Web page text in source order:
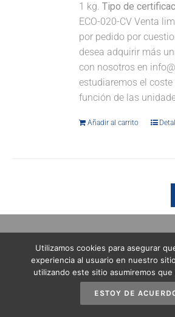
1 kg.Tipo de
ECO-020-CV Venta
por pedido por
desea adquirir más
con nosotros en
estudiaremos el coste
función de las
Añadir al carrito
Utilizamos cookies para asegurar
experiencia al usuario en nuestro
utilizando este sitio asumiremos
ESTOY DE